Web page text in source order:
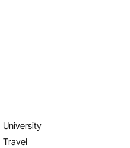
University
Travel